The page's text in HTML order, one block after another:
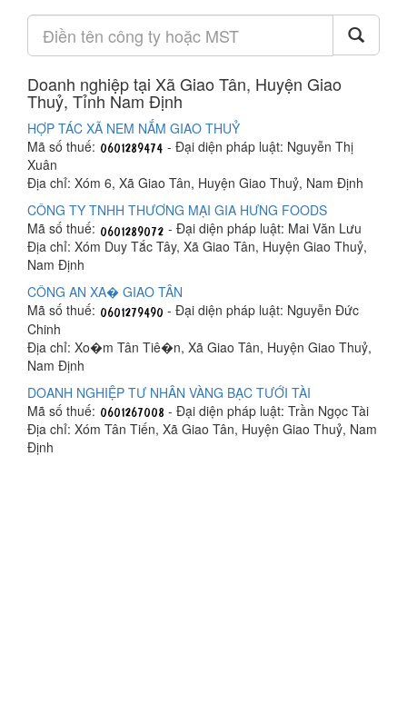
Doanh nghiệp tại Xã Giao Tân, Huyện Giao
Thuỷ, Tỉnh Nam Định
HỢP TÁC XÃ NEM NẮM GIAO THUỶ
Mã số thuế:
- Đại diện pháp luật: Nguyễn Thị
Xuân
Địa chỉ: Xóm 6, Xã Giao Tân, Huyện Giao Thuỷ, Nam Định
CÔNG TY TNHH THƯƠNG MẠI GIA HƯNG FOODS
Mã số thuế:
- Đại diện pháp luật: Mai Văn Lưu
Địa chỉ: Xóm Duy Tắc Tây, Xã Giao Tân, Huyện Giao Thuỷ,
Nam Định
CÔNG AN XA� GIAO TÂN
Mã số thuế:
- Đại diện pháp luật: Nguyễn Đức
Chinh
Địa chỉ: Xo�m Tân Tiê�n, Xã Giao Tân, Huyện Giao Thuỷ,
Nam Định
DOANH NGHIỆP TƯ NHÂN VÀNG BẠC TƯỚI TÀI
Mã số thuế:
- Đại diện pháp luật: Trần Ngọc Tài
Địa chỉ: Xóm Tân Tiến, Xã Giao Tân, Huyện Giao Thuỷ, Nam
Định